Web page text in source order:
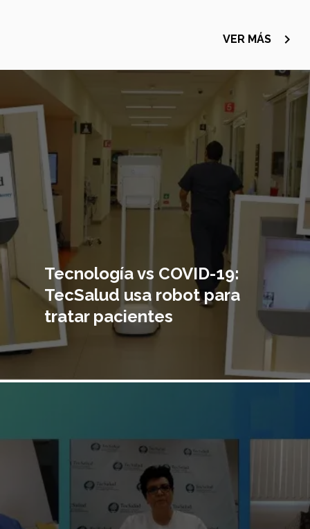
VER MÁS navigate_next
Imagen
Tecnología vs COVID-19:
TecSalud usa robot para
tratar pacientes